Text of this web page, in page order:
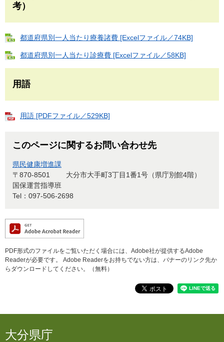
考）
都道府県別一人当たり療養諸費 [Excelファイル／74KB]
都道府県別一人当たり診療費 [Excelファイル／58KB]
用語
用語 [PDFファイル／529KB]
このページに関するお問い合わせ先
県民健康増進課
〒870-8501
大分市大手町3丁目1番1号（県庁別館4階）
国保運営指導班
Tel：097-506-2698
PDF形式のファイルをご覧いただく場合には、Adobe社が提供するAdobe
Readerが必要です。
Adobe Readerをお持ちでない方は、バナーのリンク先か
らダウンロードしてください。（無料）
大分県庁